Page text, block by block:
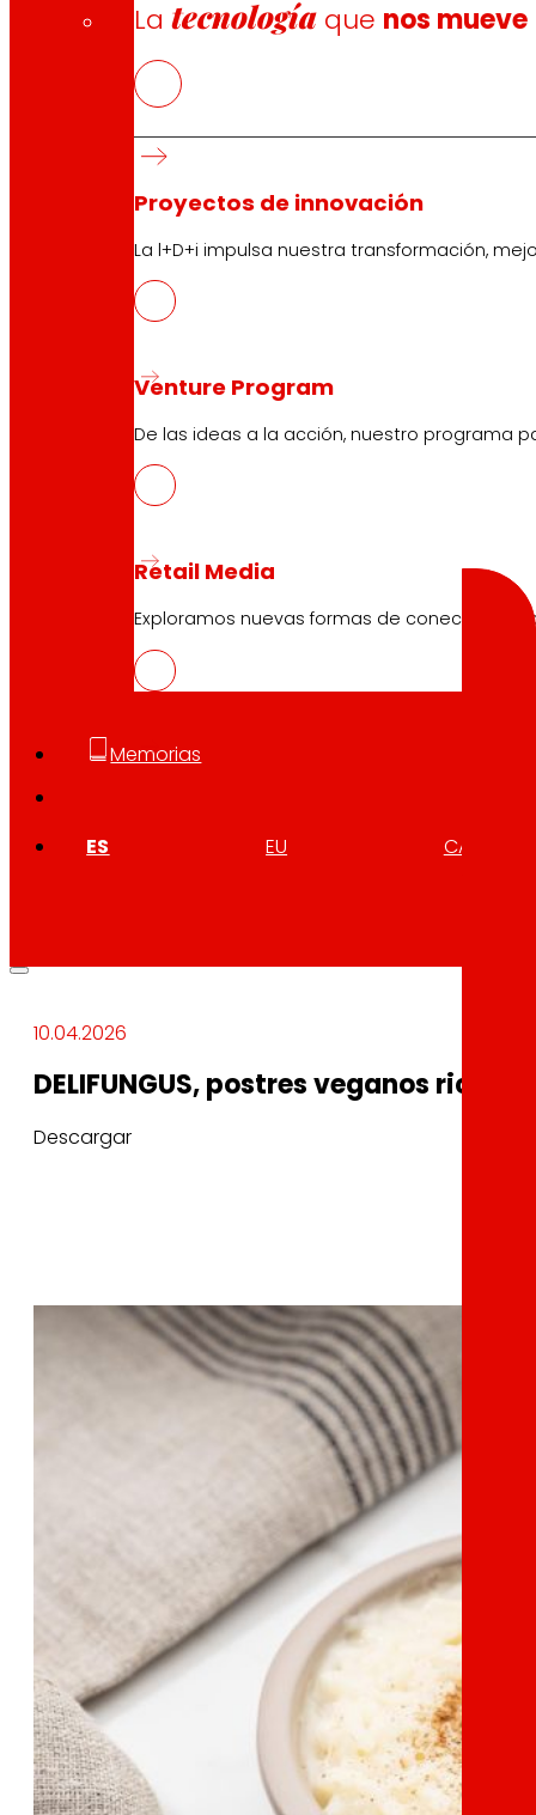
Latecnología que nos mueve
Proyectos de innovación
La l+D+i impulsa nuestra transformación,
Venture Program
De las ideas a la acción, nuestro programa
Retail Media
Exploramos nuevas formas de conectar
Memorias
ES EU CA
Descarga la APP del club
Condiciones generales Club
Condiciones generales Tarjeta Oro
Términos y condiciones
Buscador
10.04.2026
DELIFUNGUS, postres veganos ricos
Descargar
10.04.2026
DELIFUNGUS, postres veganos ricos
Descargar